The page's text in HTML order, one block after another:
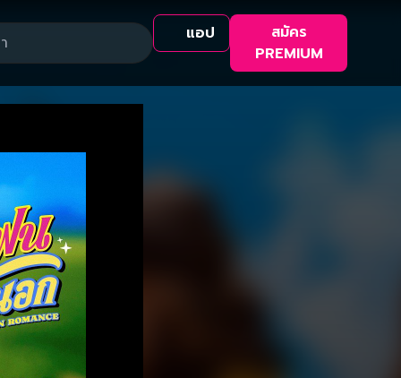
แอป
สมัคร
PREMIUM